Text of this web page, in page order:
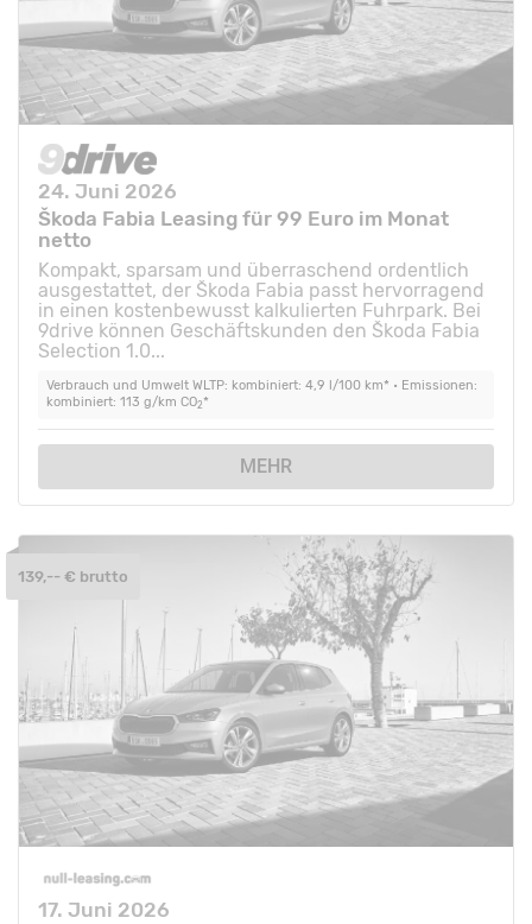
24. Juni 2026
Škoda Fabia Leasing für 99 Euro im Monat
netto
Kompakt, sparsam und überraschend ordentlich
ausgestattet, der Škoda Fabia passt hervorragend
in einen kostenbewusst kalkulierten Fuhrpark. Bei
9drive können Geschäftskunden den Škoda Fabia
Selection 1.0...
Verbrauch und Umwelt WLTP: kombiniert: 4,9 l/100 km* • Emissionen:
kombiniert: 113 g/km CO2*
MEHR
17. Juni 2026
139,-- € brutto